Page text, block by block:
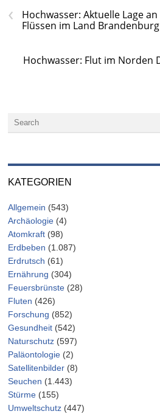
‹
Hochwasser: Aktuelle Lage
Flüssen im Land Brandenburg
Hochwasser: Flut im Norden
KATEGORIEN
Allgemein (543)
Archäologie (4)
Atomkraft (98)
Erdbeben (1.087)
Erdrutsch (61)
Ernährung (304)
Feuersbrünste (28)
Fluten (426)
Forschung (852)
Gesundheit (542)
Naturschutz (597)
Paläontologie (2)
Satellitenbilder (8)
Seuchen (1.443)
Stürme (155)
Umweltschutz (447)